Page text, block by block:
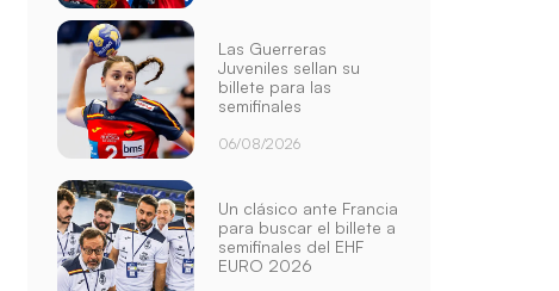
Las Guerreras
Juveniles sellan su
billete para las
semifinales
06/08/2026
Un clásico ante Francia
para buscar el billete a
semifinales del EHF
EURO 2026